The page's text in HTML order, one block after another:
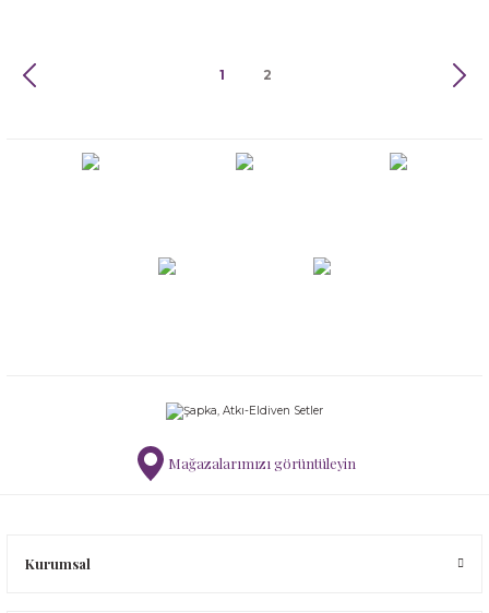
1 2
Mağazalarımızı görüntüleyin
Kurumsal